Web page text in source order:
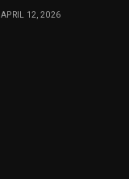
APRIL 12, 2026